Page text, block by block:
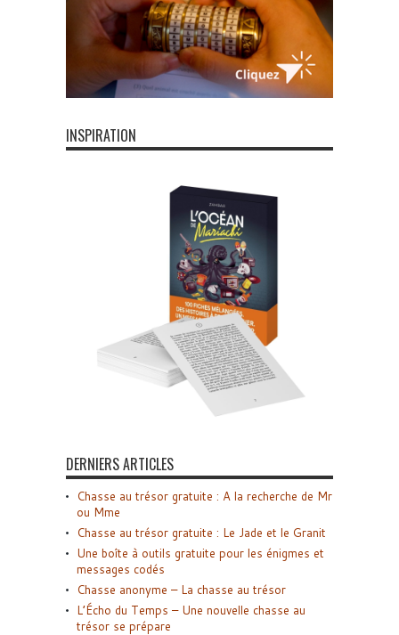
INSPIRATION
DERNIERS ARTICLES
Chasse au trésor gratuite : A la recherche de Mr
ou Mme
Chasse au trésor gratuite : Le Jade et le Granit
Une boîte à outils gratuite pour les énigmes et
messages codés
Chasse anonyme – La chasse au trésor
L’Écho du Temps – Une nouvelle chasse au
trésor se prépare